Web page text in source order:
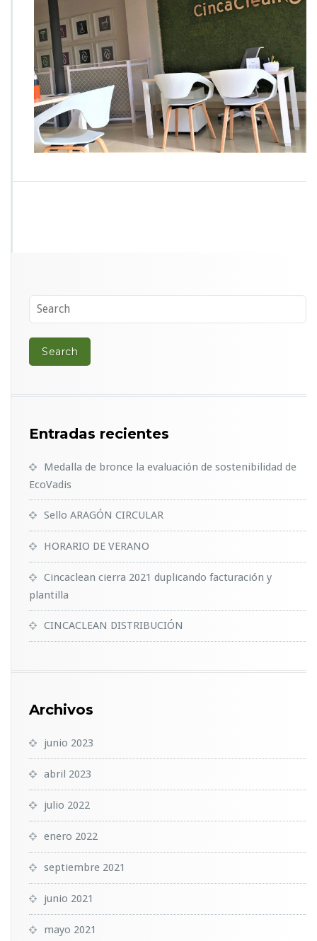
Entradas recientes
Medalla de bronce la evaluación de sostenibilidad de
EcoVadis
Sello ARAGÓN CIRCULAR
HORARIO DE VERANO
Cincaclean cierra 2021 duplicando facturación y
plantilla
CINCACLEAN DISTRIBUCIÓN
Archivos
junio 2023
abril 2023
julio 2022
enero 2022
septiembre 2021
junio 2021
mayo 2021